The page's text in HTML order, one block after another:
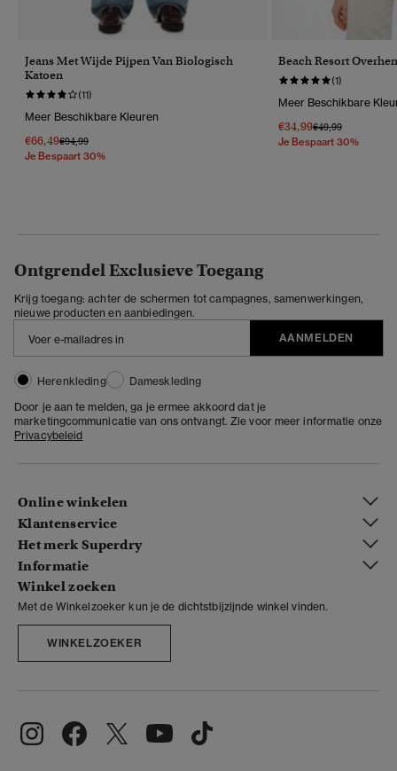
Jeans Met Wijde Pijpen Van Biologisch
Katoen
(11)
Meer Beschikbare Kleuren
€66,49Prijs Verlaagd Van
€94,99Naar
Je Bespaart 30%
Beach Resort
(1)
Meer Beschikbare
€34,99Prijs Verlaagd Van
€49,99Naar
Je Bespaart 30%
Ontgrendel Exclusieve Toegang
Krijg toegang: achter de schermen tot campagnes, samenwerkingen,
nieuwe producten en aanbiedingen.
AANMELDEN
Herenkleding
Dameskleding
Door je aan te melden, ga je ermee akkoord dat je
marketingcommunicatie van ons ontvangt. Zie voor meer informatie onze
Privacybeleid
Online winkelen
Klantenservice
Het merk Superdry
Informatie
Winkel zoeken
Met de Winkelzoeker kun je de dichtstbijzijnde winkel vinden.
WINKELZOEKER